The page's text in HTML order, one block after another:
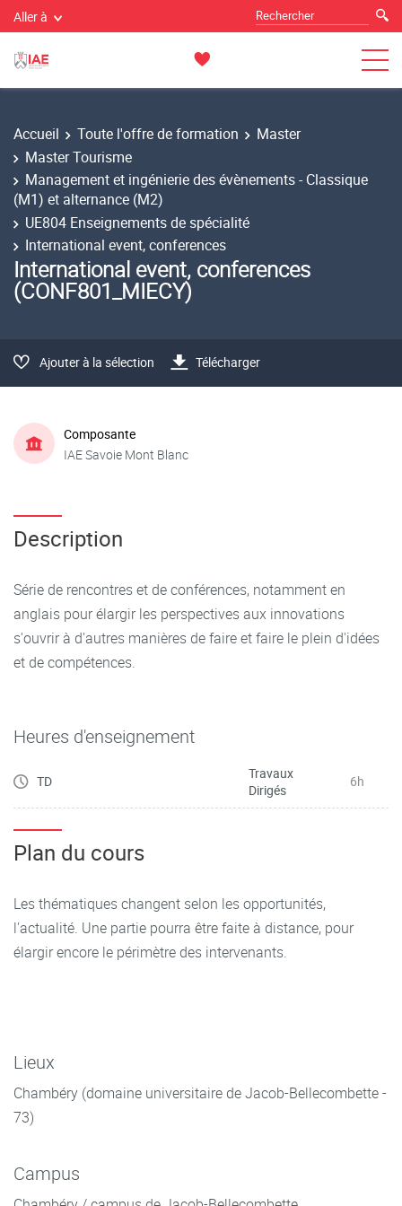
Aller à
Accueil Toute l'offre de formation
Master
Master Tourisme
Management et ingénierie des évènements - Classique
(M1) et alternance (M2)
UE804 Enseignements de spécialité
International event, conferences
International event, conferences
(CONF801_MIECY)
Ajouter à la sélection Télécharger
Composante
IAE Savoie Mont Blanc
Description
Série de rencontres et de conférences, notamment en
anglais pour élargir les perspectives aux innovations
s'ouvrir à d'autres manières de faire et faire le plein d'idées
et de compétences.
Heures d'enseignement
TD
Travaux
Dirigés
6h
Plan du cours
Les thématiques changent selon les opportunités,
l'actualité. Une partie pourra être faite à distance, pour
élargir encore le périmètre des intervenants.
Lieux
Chambéry (domaine universitaire de Jacob-Bellecombette -
73)
Campus